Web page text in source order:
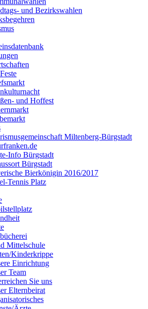
und Bezirkswahlen
und Hoffest
Miltenberg-Bürgstadt
Info Bürgstadt
Bürgstadt
Bierkönigin 2016/2017
Tennis Platz
Mittelschule
Kinderkrippe
Einrichtung
Team
Sie uns
Elternbeirat